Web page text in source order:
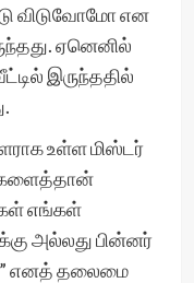
விடுவோமோ என
ஏனெனில்
இருந்ததில்
உள்ள மிஸ்டர்
எங்கள்
அல்லது பின்னர்
எனத் தலைமை